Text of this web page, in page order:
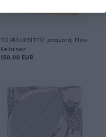
TORKKUPEITTO jacquard, Flow
Keltainen
150.00 EUR